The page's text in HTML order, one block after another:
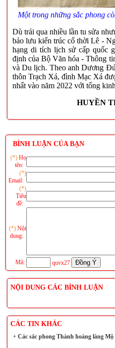
Một trong những sắc phong
Dù trải qua nhiều lần tu sửa
bảo lưu kiến trúc cổ thời Lê -
hạng di tích lịch sử cấp quốc
định của Bộ Văn hóa - Thông
và Du lịch. Theo anh Dương
thôn Trạch Xá, đình Mạc Xá
nhất vào năm 2022 với tổng
HUYỀN
BÌNH LUẬN CỦA BẠN
(*) Họ
tên:
(*)
Email:
(*)
Tiêu
đề:
(*) Nội
dung:
Mã: quvx27
NỘI DUNG CÁC BÌNH LUẬN
CÁC TIN KHÁC
+Các sắc phong Thành hoàng làng Mộ